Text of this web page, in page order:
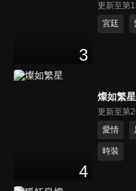
3
更新至第
宮廷
4
燦如繁星
更新至第
愛情
時裝